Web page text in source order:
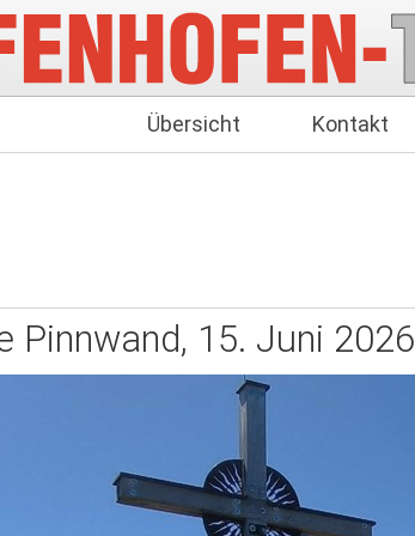
Übersicht Kontakt
Pinnwand, 15. Juni 2026